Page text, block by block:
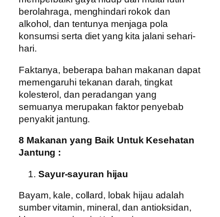
berolahraga, menghindari rokok dan
alkohol, dan tentunya menjaga pola
konsumsi serta diet yang kita jalani sehari-
hari.
Faktanya, beberapa bahan makanan dapat
memengaruhi tekanan darah, tingkat
kolesterol, dan peradangan yang
semuanya merupakan faktor penyebab
penyakit jantung.
8 Makanan yang Baik Untuk Kesehatan
Jantung :
Sayur-sayuran hijau
Bayam, kale, collard, lobak hijau adalah
sumber vitamin, mineral, dan antioksidan,